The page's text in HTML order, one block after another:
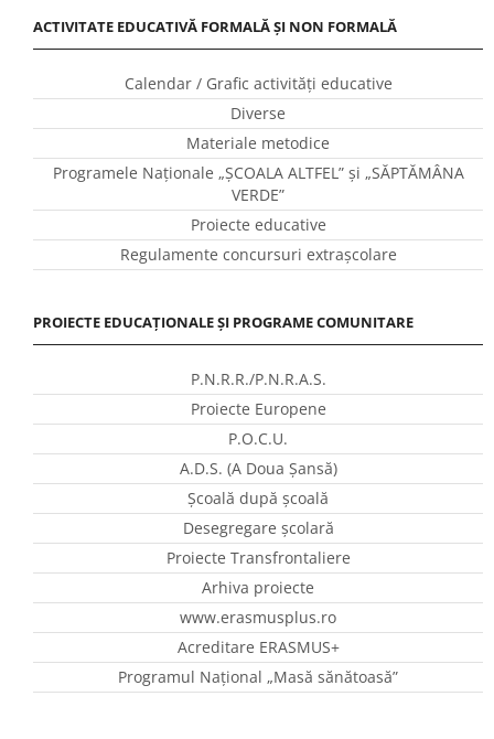
ACTIVITATE EDUCATIVĂ FORMALĂ ȘI NON FORMALĂ
Calendar / Grafic activităţi educative
Diverse
Materiale metodice
Programele Naţionale „ŞCOALA ALTFEL” și „SĂPTĂMÂNA
VERDE”
Proiecte educative
Regulamente concursuri extraşcolare
PROIECTE EDUCAȚIONALE ȘI PROGRAME COMUNITARE
P.N.R.R./P.N.R.A.S.
Proiecte Europene
P.O.C.U.
A.D.S. (A Doua Șansă)
Școală după școală
Desegregare școlară
Proiecte Transfrontaliere
Arhiva proiecte
www.erasmusplus.ro
Acreditare ERASMUS+
Programul Național „Masă sănătoasă”